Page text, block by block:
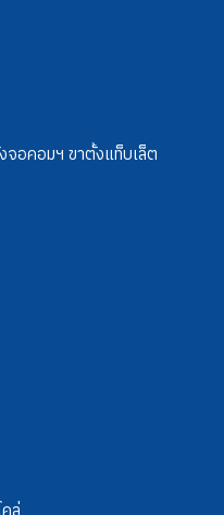
จอคอมฯ ขาตั้งแท็บเล็ต